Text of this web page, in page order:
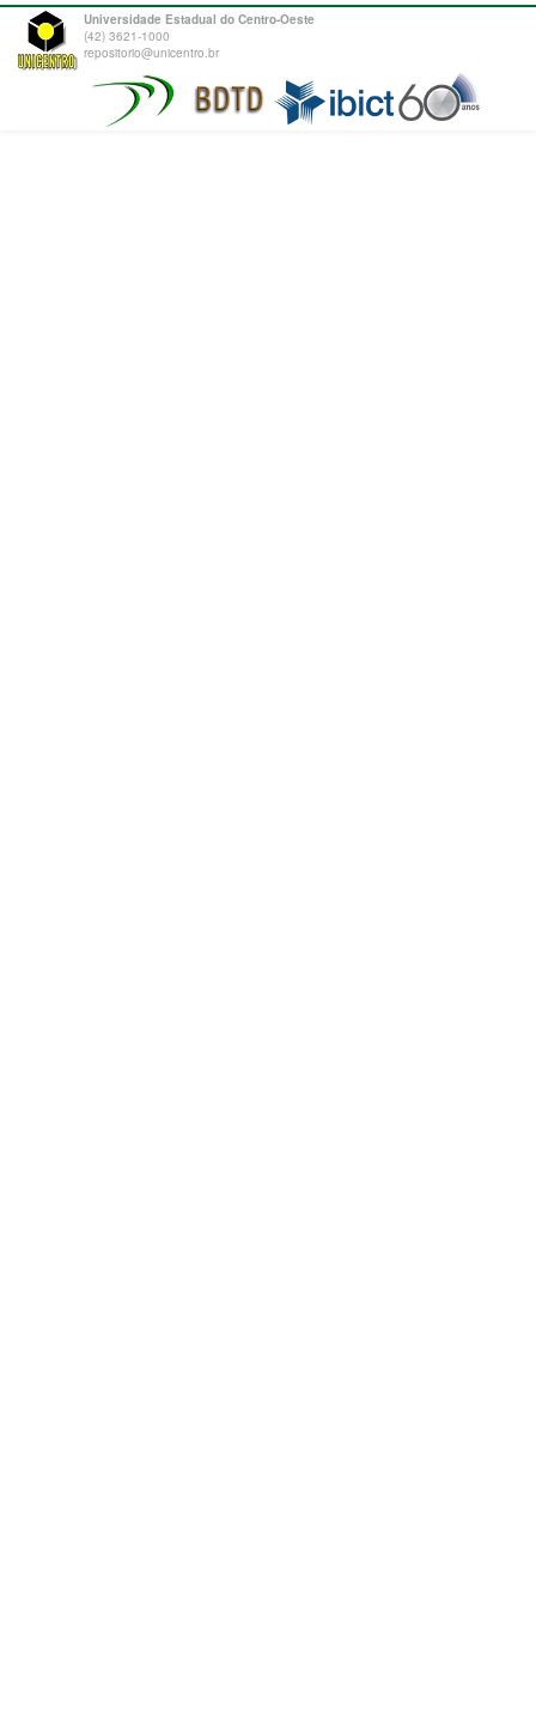
Universidade Estadual do Centro-Oeste
(42) 3621-1000
repositorio@unicentro.br